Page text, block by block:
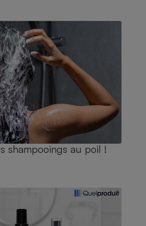
shampooings au poil !